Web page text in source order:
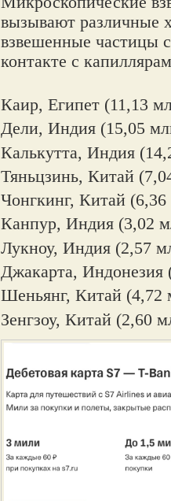
вызывают различные
взвешенные частицы
контакте с
Каир, Египет (11,13
Дели, Индия (15,05
Калькутта, Индия
Тяньцзинь, Китай
Чонгкинг, Китай
Канпур, Индия (3,02
Лукноу, Индия (2,57
Джакарта,
Шеньянг, Китай (4,72
Зенгзоу, Китай (2,60